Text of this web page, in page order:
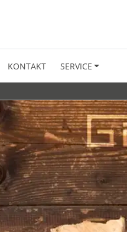
KONTAKT SERVICE